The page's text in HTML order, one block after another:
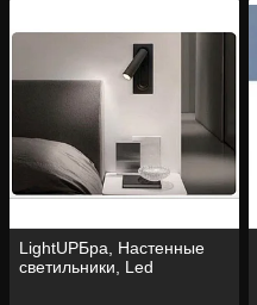
LightUPБра, Настенные
светильники, Led